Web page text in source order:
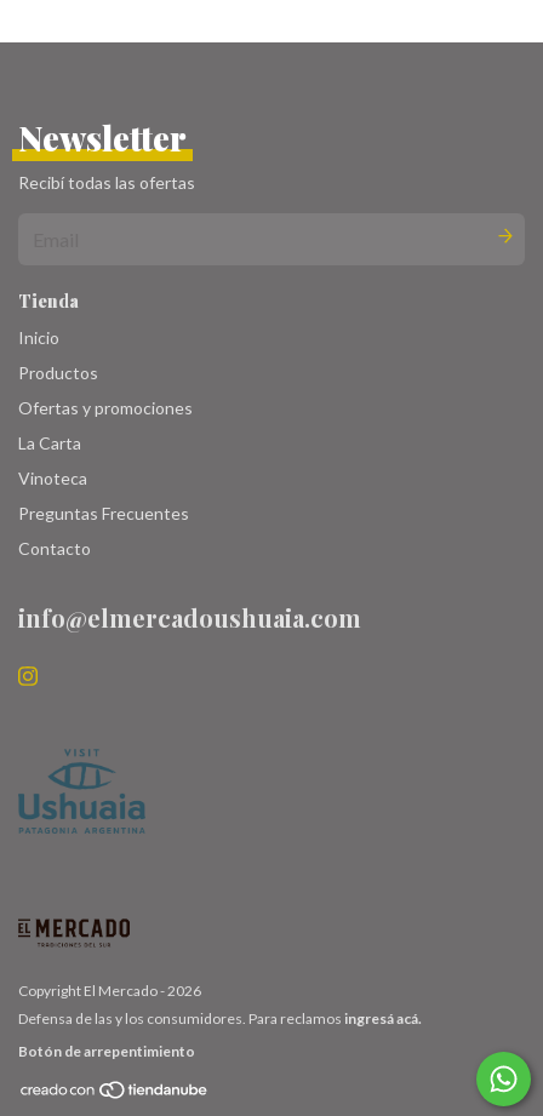
Newsletter
Recibí todas las ofertas
Tienda
Inicio
Productos
Ofertas y promociones
La Carta
Vinoteca
Preguntas Frecuentes
Contacto
info@elmercadoushuaia.com
Copyright El Mercado - 2026
Defensa de las y los consumidores. Para reclamos ingresá acá.
Botón de arrepentimiento